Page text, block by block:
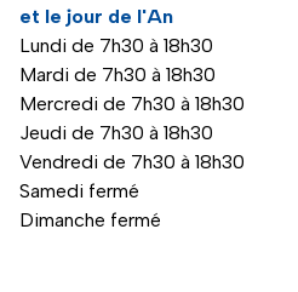
et le jour de l'An
Lundi de 7h30 à 18h30
Mardi de 7h30 à 18h30
Mercredi de 7h30 à 18h30
Jeudi de 7h30 à 18h30
Vendredi de 7h30 à 18h30
Samedi fermé
Dimanche fermé